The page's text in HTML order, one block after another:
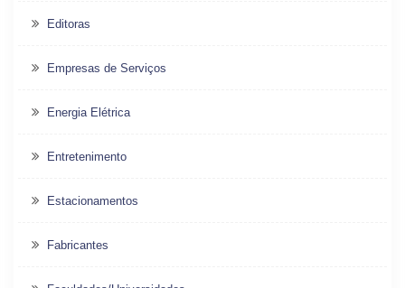
Editoras
Empresas de Serviços
Energia Elétrica
Entretenimento
Estacionamentos
Fabricantes